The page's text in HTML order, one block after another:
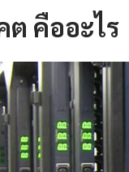
ต คืออะไร